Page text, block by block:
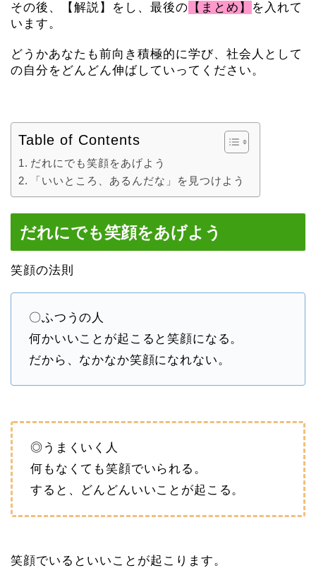
その後、【解説】をし、最後の 【まとめ】
を入れて
います。
どうかあなたも前向き積極的に学び、社会人として
の自分をどんどん伸ばしていってください。
Table of Contents
だれにでも笑顔をあげよう
「いいところ、あるんだな」を見つけよう
だれにでも笑顔をあげよう
笑顔の法則
〇ふつうの人
何かいいことが起こると笑顔になる。
だから、なかなか笑顔になれない。
◎うまくいく人
何もなくても笑顔でいられる。
すると、どんどんいいことが起こる。
笑顔でいるといいことが起こります。